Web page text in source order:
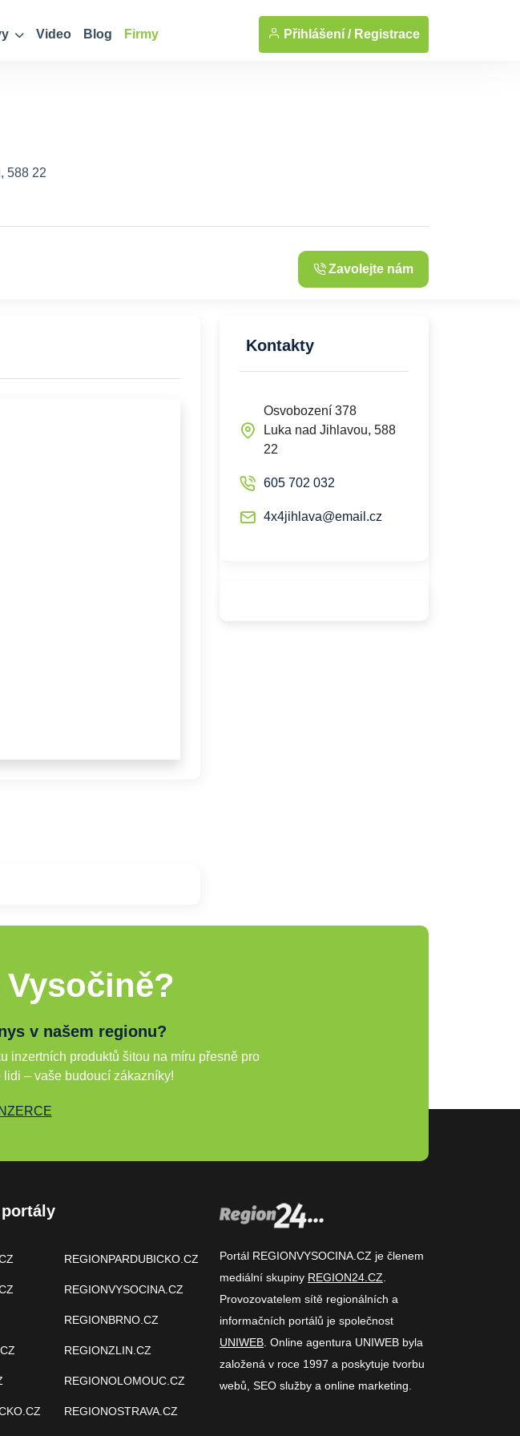
Video Blog Firmy Přihlášení / Registrace
588 22
Zavolejte nám
Kontakty
Osvobození 378
Luka nad Jihlavou, 588
22
605 702 032
4x4jihlava@email.cz
v našem regionu?
inzertních produktů šitou na míru přesně pro
– vaše budoucí zákazníky!
REGIONPARDUBICKO.CZ
REGIONVYSOCINA.CZ
REGIONBRNO.CZ
REGIONZLIN.CZ
REGIONOLOMOUC.CZ
REGIONOSTRAVA.CZ
Portál REGIONVYSOCINA.CZ je členem
mediální skupiny REGION24.CZ
Provozovatelem sítě regionálních a
informačních portálů je společnost
UNIWEB . Online agentura UNIWEB byla
založená v roce 1997 a poskytuje tvorbu
webů, SEO služby a online marketing.